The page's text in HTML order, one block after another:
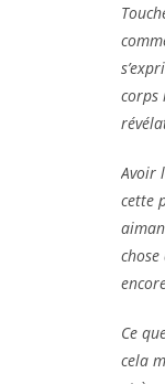
corps
Avoir
cette
Ce
cela